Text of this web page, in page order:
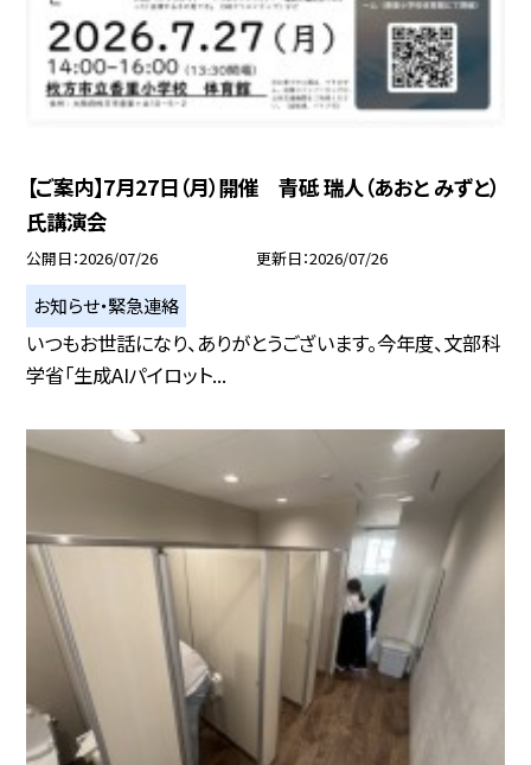
【ご案内】7月27日（月）開催 青砥 瑞人（あおと みずと）
氏講演会
公開日 2026/07/26 更新日 2026/07/26
お知らせ・緊急連絡
いつもお世話になり、ありがとうございます。今年度、文部科
学省「生成AIパイロット...